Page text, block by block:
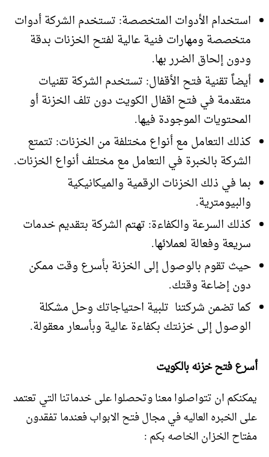
استخدام الأدوات المتخصصة: تستخدم الشركة أدوات
متخصصة ومهارات فنية عالية لفتح الخزنات بدقة
ودون إلحاق الضرر بها.
أيضاً تقنية فتح الأقفال: تستخدم الشركة تقنيات
متقدمة في فتح اقفال الكويت دون تلف الخزنة أو
المحتويات الموجودة فيها.
كذلك التعامل مع أنواع مختلفة من الخزنات: تتمتع
الشركة بالخبرة في التعامل مع مختلف أنواع الخزنات.
بما في ذلك الخزنات الرقمية والميكانيكية
والبيومترية.
كذلك السرعة والكفاءة: تهتم الشركة بتقديم خدمات
سريعة وفعالة لعملائها.
حيث تقوم بالوصول إلى الخزنة بأسرع وقت ممكن
دون إضاعة وقتك.
كما تضمن شركتنا تلبية احتياجاتك وحل مشكلة
الوصول إلى خزنتك بكفاءة عالية وبأسعار معقولة.
أسرع فتح خزنه بالكويت
يمكنكم ان تتواصلوا معنا وتحصلوا على خدماتنا التي تعتمد
على الخبره العاليه في مجال فتح الابواب فعندما تفقدون
مفتاح الخزان الخاصه بكم :